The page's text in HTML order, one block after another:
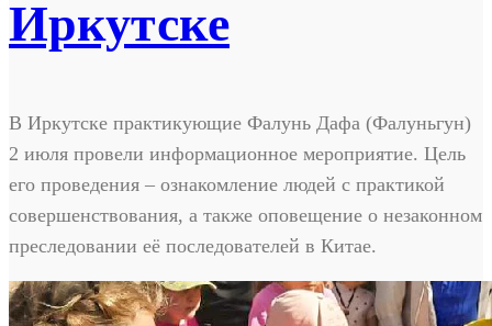
Иркутске
В Иркутске практикующие Фалунь Дафа (Фалуньгун)
2 июля провели информационное мероприятие. Цель
его проведения – ознакомление людей с практикой
совершенствования, а также оповещение о незаконном
преследовании её последователей в Китае.